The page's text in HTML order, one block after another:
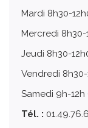
Mardi 8h30-
Mercredi 8h30-
Jeudi 8h30-
Vendredi 8h30-
Samedi 9h-12h
Tél. :